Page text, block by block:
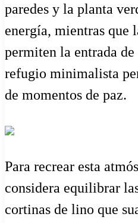
paredes y la planta
energía, mientras que
permiten la entrada
refugio minimalista
de momentos de paz.
Para recrear esta
considera equilibrar
cortinas de lino que